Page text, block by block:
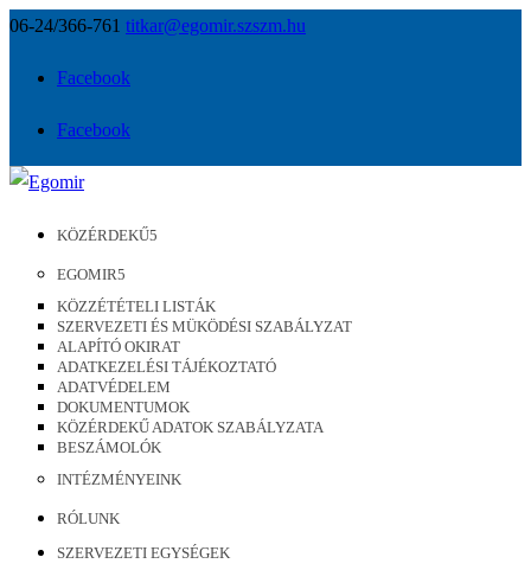
06-24/366-761 titkar@egomir.szszm.hu
Facebook
Facebook
KÖZÉRDEKŰ
EGOMIR
KÖZZÉTÉTELI LISTÁK
SZERVEZETI ÉS MÜKÖDÉSI SZABÁLYZAT
ALAPÍTÓ OKIRAT
ADATKEZELÉSI TÁJÉKOZTATÓ
ADATVÉDELEM
DOKUMENTUMOK
KÖZÉRDEKŰ ADATOK SZABÁLYZATA
BESZÁMOLÓK
INTÉZMÉNYEINK
RÓLUNK
SZERVEZETI EGYSÉGEK